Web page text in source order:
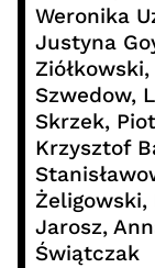
Weronika
Justyna
Szwedow,
Skrzek,
Krzysztof
Jarosz,
Świątczak